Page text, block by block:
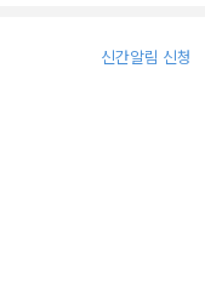
신간알림 신청